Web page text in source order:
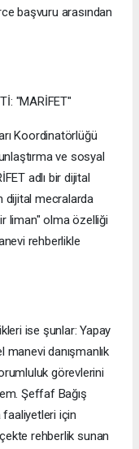
başvuru arasından
"MARİFET"
Koordinatörlüğü
ve sosyal
adlı bir dijital
dijital mecralarda
liman" olma özelliği
rehberlikle
ise şunlar: Yapay
manevi danışmanlık
görevlerini
Şeffaf Bağış
faaliyetleri için
rehberlik sunan